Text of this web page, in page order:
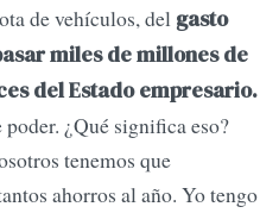
de vehículos, del gasto
miles de millones de
del Estado empresario.
¿Qué significa eso?
tenemos que
ahorros al año. Yo tengo